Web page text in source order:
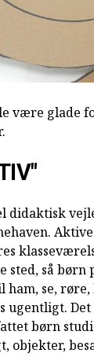
være glade
didaktisk
sted, så børn
se, røre,
ugentligt.
børn
objekter,